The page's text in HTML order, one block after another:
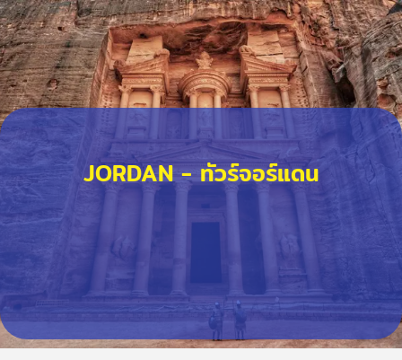
JORDAN - ทัวร์จอร์แดน